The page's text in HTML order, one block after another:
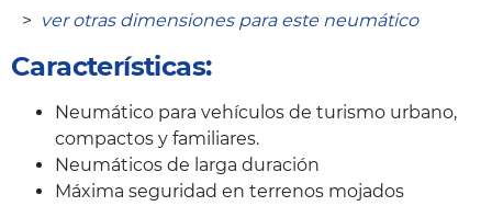
> ver otras dimensiones para este neumático
Características:
Neumático para vehículos de turismo urbano,
compactos y familiares.
Neumáticos de larga duración
Máxima seguridad en terrenos mojados